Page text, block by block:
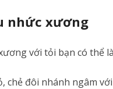
nhức xương
với tỏi bạn có thể
chẻ đôi nhánh ngâm